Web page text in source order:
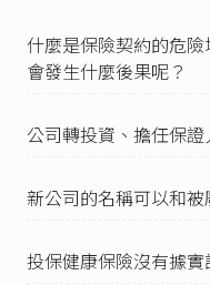
保險法第3條。
保險法第4條
保人亦得為被
遭受意外傷害及
險金額之責。」
保險法第5條：
要保人約定享有
什麼是保險契約的危
會發生什麼後果呢？
公司轉投資、擔任保
新公司的名稱可以和
投保健康保險沒有據